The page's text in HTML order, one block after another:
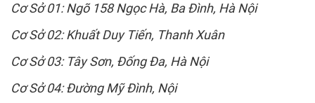
Cơ Sở 01: Ngõ 158 Ngọc Hà, Ba Đình, Hà Nội
Cơ Sở 02: Khuất Duy Tiến, Thanh Xuân
Cơ Sở 03: Tây Sơn, Đống Đa, Hà Nội
Cơ Sở 04: Đường Mỹ Đình, Nội